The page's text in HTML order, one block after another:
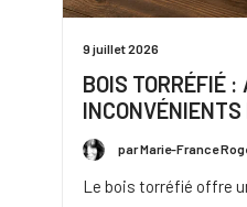
9 juillet 2026
BOIS TORRÉFIÉ :
par Marie-France
Le bois torréfié offre